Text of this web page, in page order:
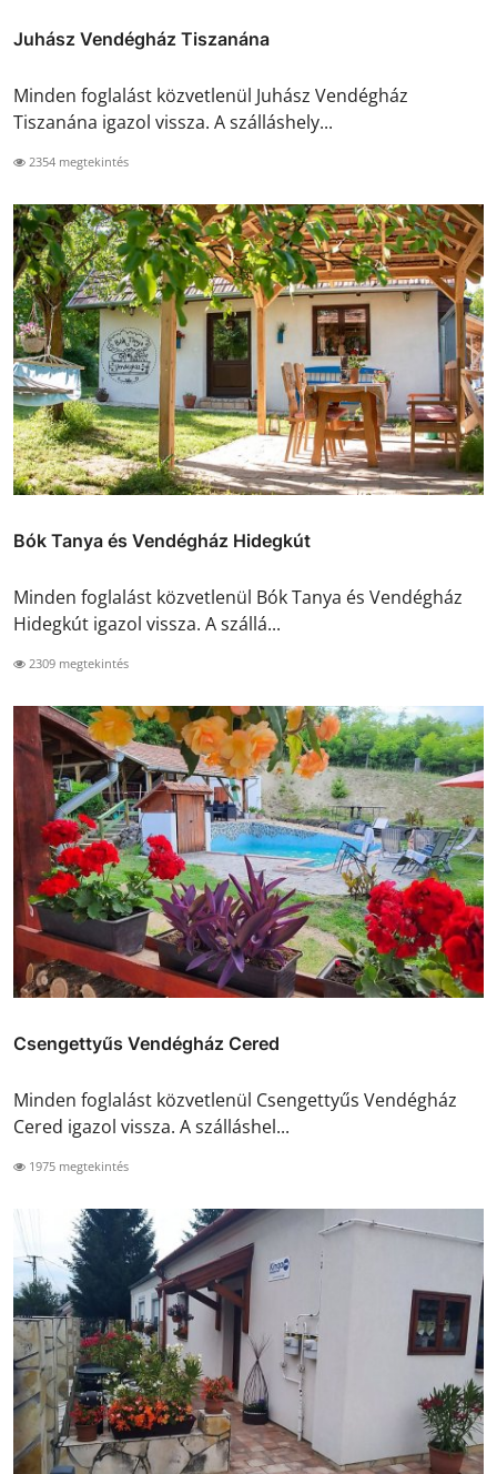
Juhász Vendégház Tiszanána
Minden foglalást közvetlenül Juhász Vendégház
Tiszanána igazol vissza. A szálláshely...
2354 megtekintés
Bók Tanya és Vendégház Hidegkút
Minden foglalást közvetlenül Bók Tanya és Vendégház
Hidegkút igazol vissza. A szállá...
2309 megtekintés
Csengettyűs Vendégház Cered
Minden foglalást közvetlenül Csengettyűs Vendégház
Cered igazol vissza. A szálláshel...
1975 megtekintés